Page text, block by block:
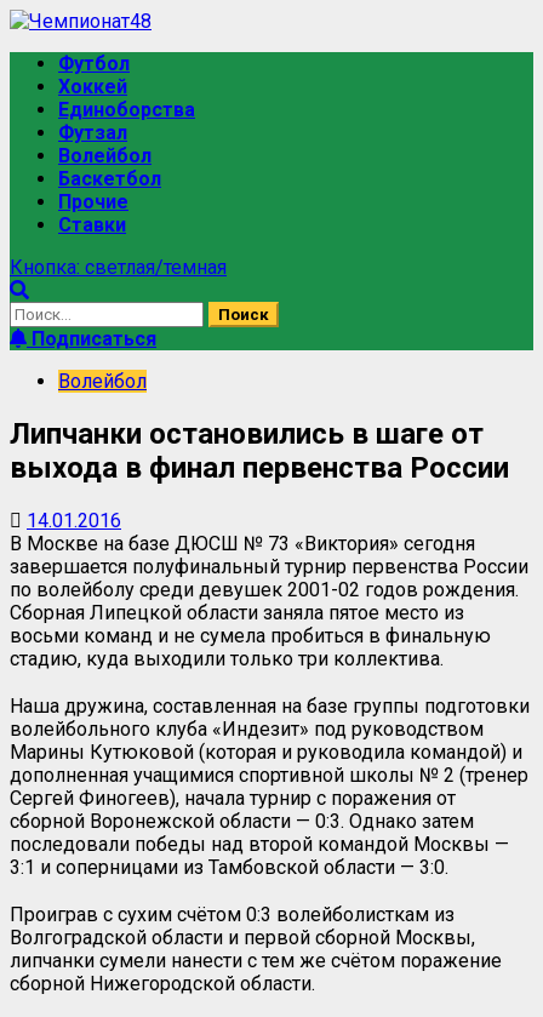
Футбол
Хоккей
Единоборства
Футзал
Волейбол
Баскетбол
Прочие
Ставки
Кнопка: светлая/темная
Подписаться
Волейбол
Липчанки остановились в шаге от
выхода в финал первенства России
14.01.2016
В Москве на базе ДЮСШ № 73 «Виктория» сегодня
завершается полуфинальный турнир первенства России
по волейболу среди девушек 2001-02 годов рождения.
Сборная Липецкой области заняла пятое место из
восьми команд и не сумела пробиться в финальную
стадию, куда выходили только три коллектива.
Наша дружина, составленная на базе группы подготовки
волейбольного клуба «Индезит» под руководством
Марины Кутюковой (которая и руководила командой) и
дополненная учащимися спортивной школы № 2 (тренер
Сергей Финогеев), начала турнир с поражения от
сборной Воронежской области — 0:3. Однако затем
последовали победы над второй командой Москвы —
3:1 и соперницами из Тамбовской области — 3:0.
Проиграв с сухим счётом 0:3 волейболисткам из
Волгоградской области и первой сборной Москвы,
липчанки сумели нанести с тем же счётом поражение
сборной Нижегородской области.